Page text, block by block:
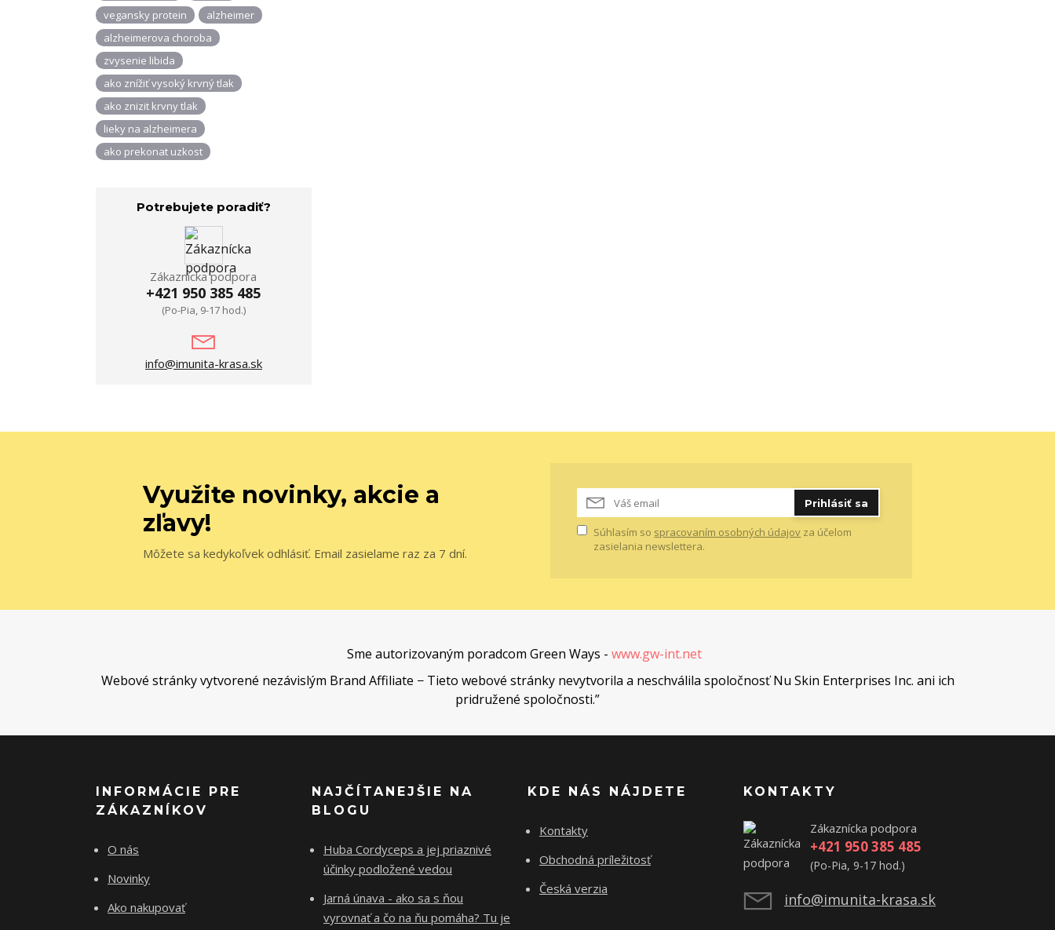
vegansky protein
alzheimer
alzheimerova choroba
zvysenie libida
ako znížiť vysoký krvný tlak
ako znizit krvny tlak
lieky na alzheimera
ako prekonat uzkost
Potrebujete poradiť?
Zákaznícka podpora
+421 950 385 485
(Po-Pia, 9-17 hod.)
info@imunita-krasa.sk
Využite novinky, akcie a
zľavy!
Môžete sa kedykoľvek odhlásiť. Email zasielame raz za 7 dní.
Prihlásiť sa
Súhlasím so spracovaním osobných údajov za účelom
zasielania newslettera.
Sme autorizovaným poradcom Green Ways - www.gw-int.net
Webové stránky vytvorené nezávislým Brand Affiliate − Tieto webové stránky nevytvorila a neschválila spoločnosť Nu Skin Enterprises Inc. ani ich
pridružené spoločnosti.”
INFORMÁCIE PRE
ZÁKAZNÍKOV
O nás
Novinky
Ako nakupovať
NAJČÍTANEJŠIE NA
BLOGU
Huba Cordyceps a jej priaznivé
účinky podložené vedou
Jarná únava - ako sa s ňou
vyrovnať a čo na ňu pomáha? Tu je
KDE NÁS NÁJDETE
Kontakty
Obchodná príležitosť
Česká verzia
KONTAKTY
Zákaznícka podpora
+421 950 385 485
(Po-Pia, 9-17 hod.)
info@imunita-krasa.sk